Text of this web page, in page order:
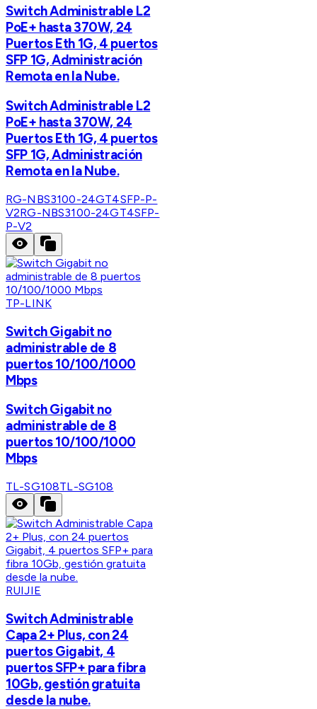
Switch Administrable L2
PoE+ hasta 370W, 24
Puertos Eth 1G, 4 puertos
SFP 1G, Administración
Remota en la Nube.
Switch Administrable L2
PoE+ hasta 370W, 24
Puertos Eth 1G, 4 puertos
SFP 1G, Administración
Remota en la Nube.
RG-NBS3100-24GT4SFP-P-
V2RG-NBS3100-24GT4SFP-
P-V2
TP-LINK
Switch Gigabit no
administrable de 8
puertos 10/100/1000
Mbps
Switch Gigabit no
administrable de 8
puertos 10/100/1000
Mbps
TL-SG108TL-SG108
RUIJIE
Switch Administrable
Capa 2+ Plus, con 24
puertos Gigabit, 4
puertos SFP+ para fibra
10Gb, gestión gratuita
desde la nube.